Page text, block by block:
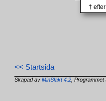
†
<< Startsida
Skapad avMinSläkt 4.2 ,